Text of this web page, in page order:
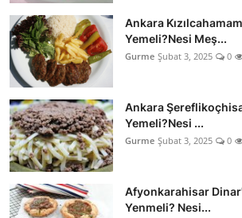
Popüler Kültür & Mutfak Tarihi
Mutfak Temizliği & Pratik Bilgiler
Anne & Bebek Beslenmesi
Mutfak Sırları & Teknikler
Gıda Sözlüğü & Nedir?
Yemek Tarifleri & Menüler
Ankara
Yemeli?Nesi Meş...
Gurme Şubat 3, 2025 0
Ankara
Yemeli?Nesi ...
Gurme Şubat 3, 2025 0
Afyonkarahisar
Yenmeli? Nesi...